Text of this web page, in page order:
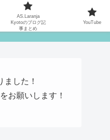
リーグ応援日記
ました！
お願いします！
AS.Laranja
Kyotoのブログ記
事まとめ
YouTube